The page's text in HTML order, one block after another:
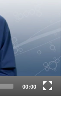
00:00